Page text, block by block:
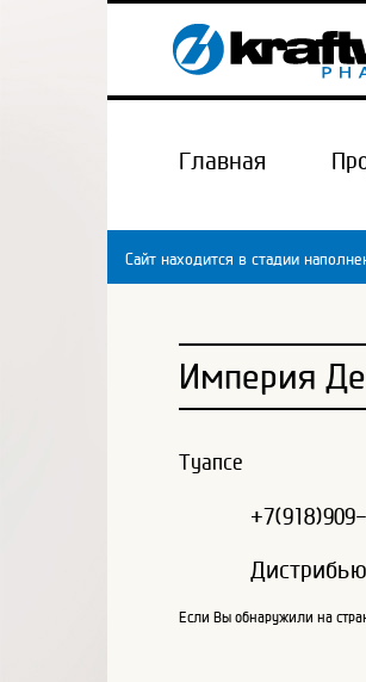
Главная
Сайт находится в стадии
Империя
Туапсе
Если Вы обнаружили на